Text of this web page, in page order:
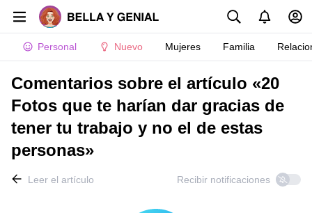
Personal Nuevo Mujeres Familia
Comentarios sobre el artículo «20
Fotos que te harían dar gracias de
tener tu trabajo y no el de estas
personas»
Leer el artículo Recibir notificaciones